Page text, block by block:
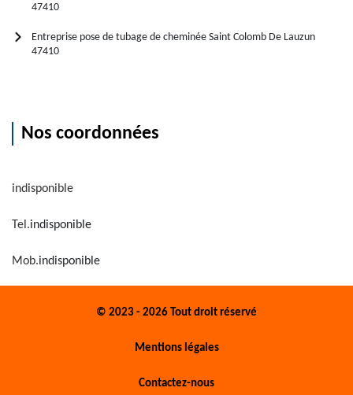
47410
Entreprise pose de tubage de cheminée Saint Colomb De Lauzun
47410
Nos coordonnées
indisponible
Tel.indisponible
Mob.indisponible
© 2023 - 2026 Tout droit réservé
Mentions légales
Contactez-nous